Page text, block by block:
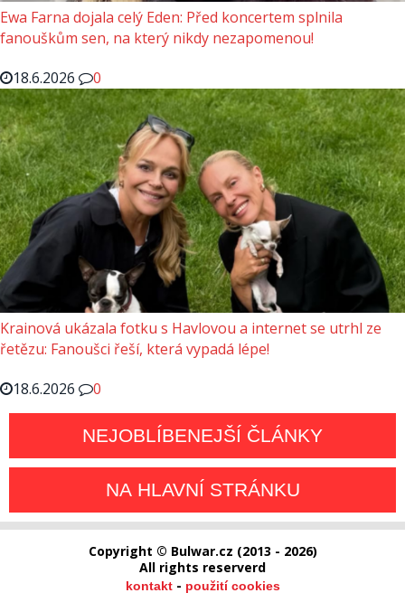
Ewa Farna dojala celý Eden: Před koncertem splnila
fanouškům sen, na který nikdy nezapomenou!
18.6.2026
0
Krainová ukázala fotku s Havlovou a internet se utrhl ze
řetězu: Fanoušci řeší, která vypadá lépe!
18.6.2026
0
NEJOBLÍBENEJŠÍ ČLÁNKY
NA HLAVNÍ STRÁNKU
Copyright © Bulwar.cz (2013 - 2026)
All rights reserverd
kontakt- použití cookies